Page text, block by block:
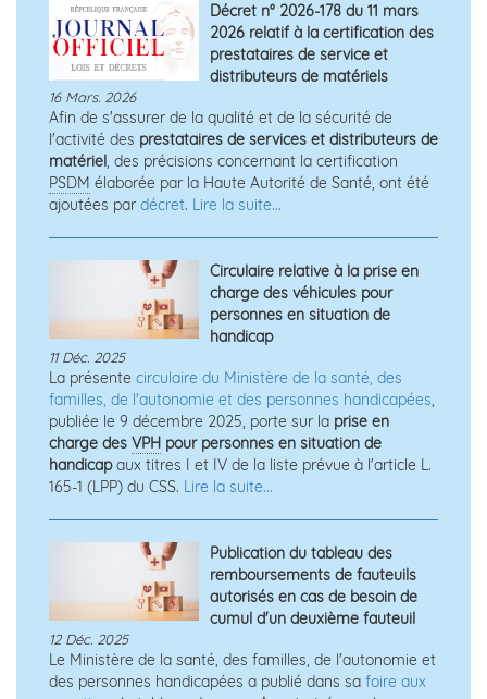
Décret n° 2026-178 du 11 mars
2026 relatif à la certification des
prestataires de service et
distributeurs de matériels
16 Mars. 2026
Afin de s'assurer de la qualité et de la sécurité de
l'activité des prestataires de services et distributeurs de
matériel, des précisions concernant la certification
PSDM élaborée par la Haute Autorité de Santé, ont été
ajoutées par décret. Lire la suite...
Circulaire relative à la prise en
charge des véhicules pour
personnes en situation de
handicap
11 Déc. 2025
La présente circulaire du Ministère de la santé, des
familles, de l'autonomie et des personnes handicapées,
publiée le 9 décembre 2025, porte sur la prise en
charge des VPH pour personnes en situation de
handicapaux titres I et IV de la liste prévue à l'article L.
165-1 (LPP) du CSS. Lire la suite...
Publication du tableau des
remboursements de fauteuils
autorisés en cas de besoin de
cumul d'un deuxième fauteuil
12 Déc. 2025
Le Ministère de la santé, des familles, de l'autonomie et
des personnes handicapées a publié dans sa foire aux